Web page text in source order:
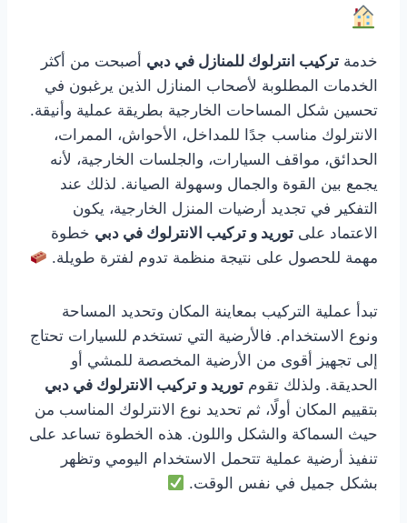
خدمة تركيب انترلوك للمنازل في دبي أصبحت من أكثر
الخدمات المطلوبة لأصحاب المنازل الذين يرغبون في
تحسين شكل المساحات الخارجية بطريقة عملية وأنيقة.
الانترلوك مناسب جدًا للمداخل، الأحواش، الممرات،
الحدائق، مواقف السيارات، والجلسات الخارجية، لأنه
يجمع بين القوة والجمال وسهولة الصيانة. لذلك عند
التفكير في تجديد أرضيات المنزل الخارجية، يكون
الاعتماد على توريد و تركيب الانترلوك في دبي خطوة
مهمة للحصول على نتيجة منظمة تدوم لفترة طويلة.
تبدأ عملية التركيب بمعاينة المكان وتحديد المساحة
ونوع الاستخدام. فالأرضية التي تستخدم للسيارات تحتاج
إلى تجهيز أقوى من الأرضية المخصصة للمشي أو
الحديقة. ولذلك تقوم توريد و تركيب الانترلوك في دبي
بتقييم المكان أولًا، ثم تحديد نوع الانترلوك المناسب من
حيث السماكة والشكل واللون. هذه الخطوة تساعد على
تنفيذ أرضية عملية تتحمل الاستخدام اليومي وتظهر
بشكل جميل في نفس الوقت.